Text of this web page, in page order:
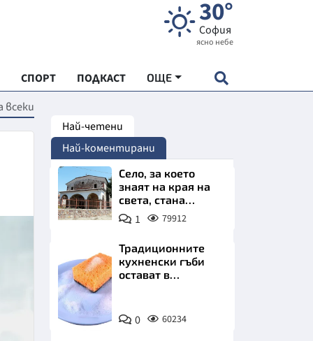
30°
София
ясно небе
СПОРТ ПОДКАСТ ОЩЕ
"ЧУДЕСАТА НА БЪЛГАРИЯ"
ХРАНА
ИКОНОМИКА
всеки
Най-четени
Най-коментирани
Село, за което
знаят на края на
света, стана
имотно бижу на
София. Къщи с
1 79912
Снимка:
Пиксабей
Традиционните
кухненски гъби
остават в
0 60234